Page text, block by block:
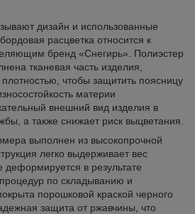
дизайн и использованные
расцветка относится к
бренд «Снегирь». Полиэстер
тканевая часть изделия,
плотностью, чтобы защитить поясницу
материи
внешний вид изделия в
а также снижает риск выцветания.
выполнен из высокопрочной
легко выдерживает вес
деформируется в результате
по складыванию и
порошковой краской черного
защита от ржавчины, что